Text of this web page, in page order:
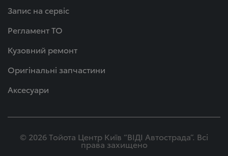
Запис на сервіс
Регламент ТО
Кузовний ремонт
Оригінальні запчастини
Аксесуари
© 2026 Тойота Центр Київ “ВІДІ Автострада”. Всі
права захищено